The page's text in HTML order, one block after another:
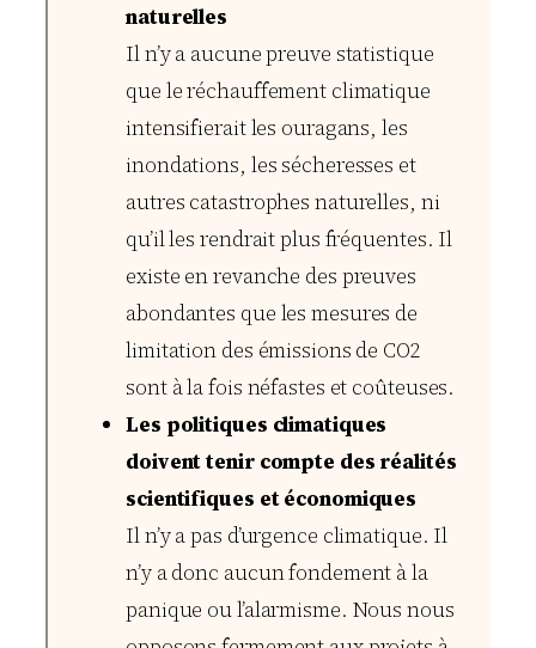
naturelles
Il n’y a aucune preuve statistique
que le réchauffement climatique
intensifierait les ouragans, les
inondations, les sécheresses et
autres catastrophes naturelles, ni
qu’il les rendrait plus fréquentes. Il
existe en revanche des preuves
abondantes que les mesures de
limitation des émissions de CO2
sont à la fois néfastes et coûteuses.
Les politiques climatiques
doivent tenir compte des réalités
scientifiques et économiques
Il n’y a pas d’urgence climatique. Il
n’y a donc aucun fondement à la
panique ou l’alarmisme. Nous nous